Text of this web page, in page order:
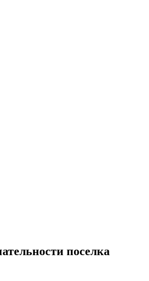
поселка